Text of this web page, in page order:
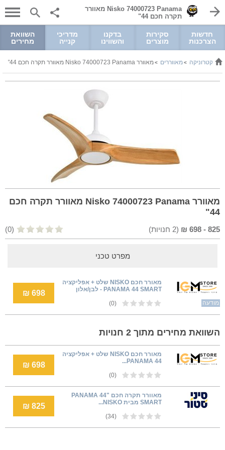
Nisko 74000723 Panama מאוורר
תקרה חכם 44"
חדשות
הצרכנות
סקירות
מוצרים
בדקנו
והשווינו
מדריכי
קנייה
השוואת
מחירים
>מאווררים >מאוורר Nisko 74000723 Panama מאוורר תקרה חכם 44"
מאוורר Nisko 74000723 Panama מאוורר תקרה חכם
44"
825
-
698
₪
(
2 חנויות) (0)
מפרט טכני
מודעה
מאורר חכם NISKO שלט + אפליקציה
PANAMA 44 SMART - לבן/אלון
(0)
698 ₪
השוואת מחירים מתוך 2 חנויות
מאורר חכם NISKO שלט + אפליקציה
PANAMA 44...
(0)
698 ₪
מאוורר תקרה חכם PANAMA 44"
SMART מבית NISKO...
(34)
825 ₪